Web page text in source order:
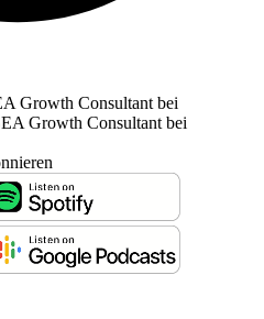
Growth Consultant bei
Growth Consultant bei